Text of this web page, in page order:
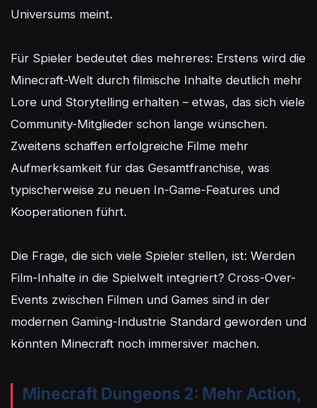
Universums meint.
Für Spieler bedeutet dies mehreres: Erstens wird die
Minecraft-Welt durch filmische Inhalte deutlich mehr
Lore und Storytelling erhalten – etwas, das sich viele
Community-Mitglieder schon lange wünschen.
Zweitens schaffen erfolgreiche Filme mehr
Aufmerksamkeit für das Gesamtfranchise, was
typischerweise zu neuen In-Game-Features und
Kooperationen führt.
Die Frage, die sich viele Spieler stellen, ist: Werden
Film-Inhalte in die Spielwelt integriert? Cross-Over-
Events zwischen Filmen und Games sind in der
modernen Gaming-Industrie Standard geworden und
könnten Minecraft noch immersiver machen.
Minecraft Dungeons 2: Mehr Action,